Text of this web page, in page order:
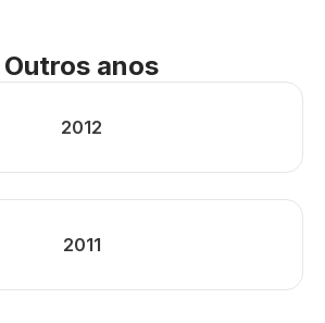
Outros anos
2012
2011